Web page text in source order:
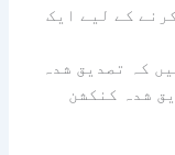
کرنے کے لیے ایک
کہ تصدیق شدہ
شدہ کنکشن